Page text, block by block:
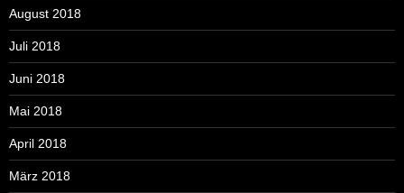
August 2018
Juli 2018
Juni 2018
Mai 2018
April 2018
März 2018